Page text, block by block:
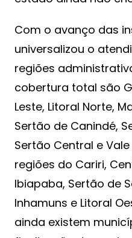
Com o avanço das
universalizou o
regiões
cobertura total são
Leste, Litoral Norte,
Sertão de Canindé,
Sertão Central e
regiões do Cariri,
Ibiapaba, Sertão de
Inhamuns e Litoral
ainda existem